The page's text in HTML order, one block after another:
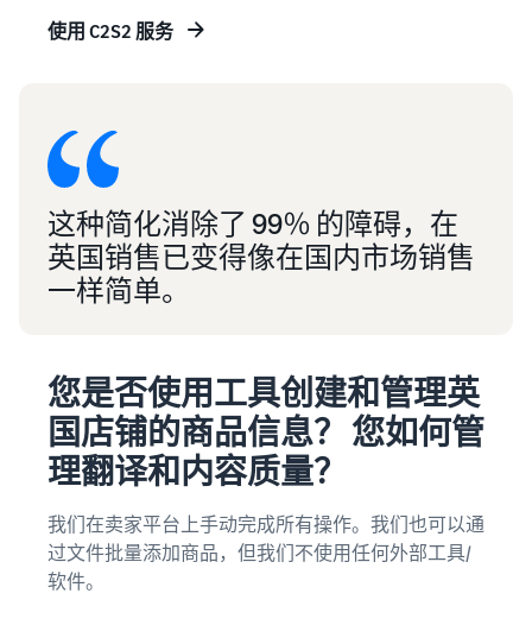
使用 C2S2 服务
这种简化消除了 99％ 的障碍，在
英国销售已变得像在国内市场销售
一样简单。
您是否使用工具创建和管理英
国店铺的商品信息？ 您如何管
理翻译和内容质量？
我们在卖家平台上手动完成所有操作。我们也可以通
过文件批量添加商品，但我们不使用任何外部工具/
软件。